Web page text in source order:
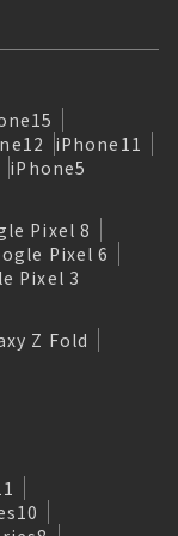
iPhone11
iPhone5
Pixel 8
Pixel 6
Pixel 3
Z Fold